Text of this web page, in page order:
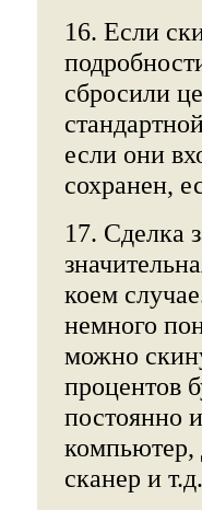
16. Если
сбросили
если они
сохранен,
17. Сделка
коем
немного
можно
процентов
постоянно
компьютер,
сканер и